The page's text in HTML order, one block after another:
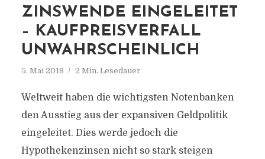
ZINSWENDE EINGELEITET
– KAUFPREISVERFALL
UNWAHRSCHEINLICH
5. Mai 2018 2 Min. Lesedauer
Weltweit haben die wichtigsten Notenbanken
den Ausstieg aus der expansiven Geldpolitik
eingeleitet. Dies werde jedoch die
Hypothekenzinsen nicht so stark steigen